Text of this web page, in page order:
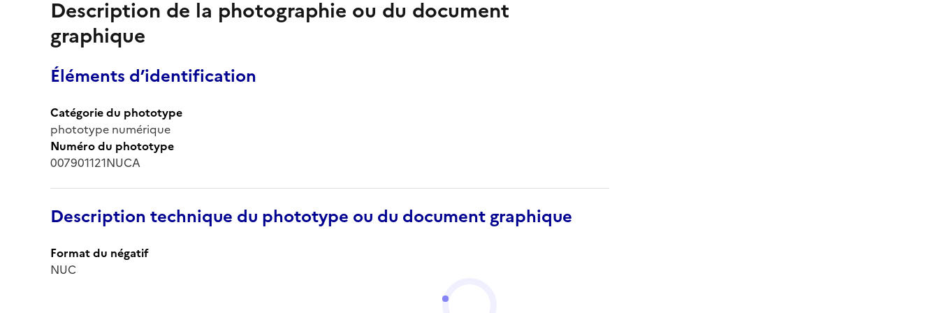
Description de la photographie ou du document
graphique
Éléments d’identification
Catégorie du phototype
phototype numérique
Numéro du phototype
007901121NUCA
Description technique du phototype ou du document graphique
Format du négatif
NUC